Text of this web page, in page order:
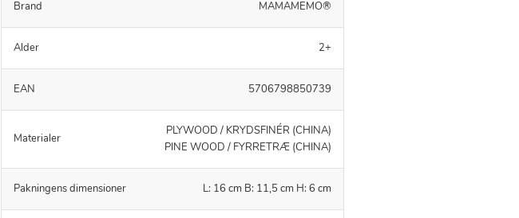
Brand MAMAMEMO®
Alder 2+
EAN 5706798850739
Materialer
PLYWOOD / KRYDSFINÉR (CHINA)
PINE WOOD / FYRRETRÆ (CHINA)
Pakningens dimensioner L: 16 cm B: 11,5 cm H: 6 cm